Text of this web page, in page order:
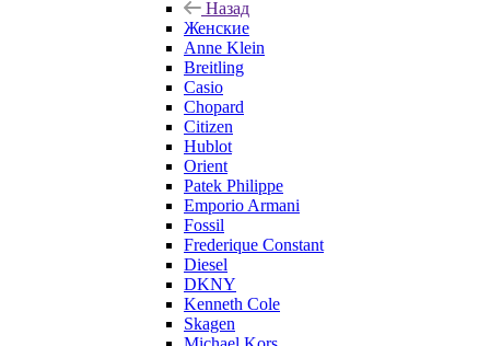
Назад
Женские
Anne Klein
Breitling
Casio
Chopard
Citizen
Hublot
Orient
Patek Philippe
Emporio Armani
Fossil
Frederique Constant
Diesel
DKNY
Kenneth Cole
Skagen